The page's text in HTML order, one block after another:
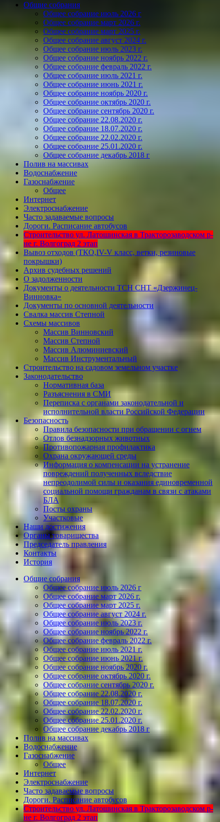
Общие собрания
Общее собрание июль 2026 г
Общее собрание март 2026 г.
Общее собрание март 2025 г.
Общее собрание август 2024 г.
Общее собрание июль 2023 г.
Общее собрание ноябрь 2022 г.
Общее собрание февраль 2022 г.
Общее собрание июль 2021 г.
Общее собрание июнь 2021 г.
Общее собрание ноябрь 2020 г.
Общее собрание октябрь 2020 г.
Общее собрание сентябрь 2020 г.
Общее собрание 22.08.2020 г.
Общее собрание 18.07.2020 г.
Общее собрание 22.02.2020 г.
Общее собрание 25.01.2020 г.
Общее собрание декабрь 2018 г
Полив на массивах
Водоснабжение
Газоснабжение
Общее
Интернет
Электроснабжение
Часто задаваемые вопросы
Дороги. Расписание автобусов
Строительство ул. Латошинская в Тракторозаводском р-
не г. Волгоград 2 этап
Вывоз отходов (ТКО,IV-V класс, ветки, резиновые
покрышки)
Архив судебных решений
О задолженности
Документы о деятельности ТСН СНТ «Дзержинец-
Винновка»
Документы по основной деятельности
Свалка массив Степной
Схемы массивов
Массив Винновский
Массив Степной
Массив Алюминиевcкий
Массив Инструментальный
Строительство на садовом земельном участке
Законодательство
Нормативная база
Разъяснения в СМИ
Переписка с органами законодательной и
исполнительной власти Российской Федерации
Безопасность
Правила безопасности при обращении с огнем
Отлов безнадзорных животных
Противопожарная профилактика
Охрана окружающей среды
Информация о компенсации на устранение
повреждений полученных вследствие
непреодолимой силы и оказания единовременной
социальной помощи гражданам в связи с атаками
БЛА
Посты охраны
Участковые
Наши достижения
Органы товарищества
Председатель правления
Контакты
История
Общие собрания
Общее собрание июль 2026 г
Общее собрание март 2026 г.
Общее собрание март 2025 г.
Общее собрание август 2024 г.
Общее собрание июль 2023 г.
Общее собрание ноябрь 2022 г.
Общее собрание февраль 2022 г.
Общее собрание июль 2021 г.
Общее собрание июнь 2021 г.
Общее собрание ноябрь 2020 г.
Общее собрание октябрь 2020 г.
Общее собрание сентябрь 2020 г.
Общее собрание 22.08.2020 г.
Общее собрание 18.07.2020 г.
Общее собрание 22.02.2020 г.
Общее собрание 25.01.2020 г.
Общее собрание декабрь 2018 г
Полив на массивах
Водоснабжение
Газоснабжение
Общее
Интернет
Электроснабжение
Часто задаваемые вопросы
Дороги. Расписание автобусов
Строительство ул. Латошинская в Тракторозаводском р-
не г. Волгоград 2 этап